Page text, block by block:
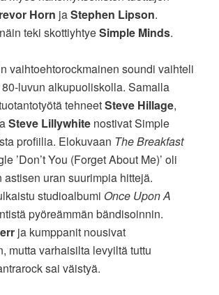
Horn jaStephen Lipson.
teki skottiyhtyeSimple Minds.
vaihtoehtorockmainen soundi vaihteli
luvun alkupuoliskolla. Samalla
tehneetSteve Hillage,
Steve Lillywhite nostivat Simple
profiilia. Elokuvaan The Breakfast
’Don’t You (Forget About Me)’ oli
astisen uran suurimpia hittejä.
studioalbumi Once Upon A
pyöreämmän bändisoinnin.
ja kumppanit nousivat
mutta varhaisilta levyiltä tuttu
sai väistyä.